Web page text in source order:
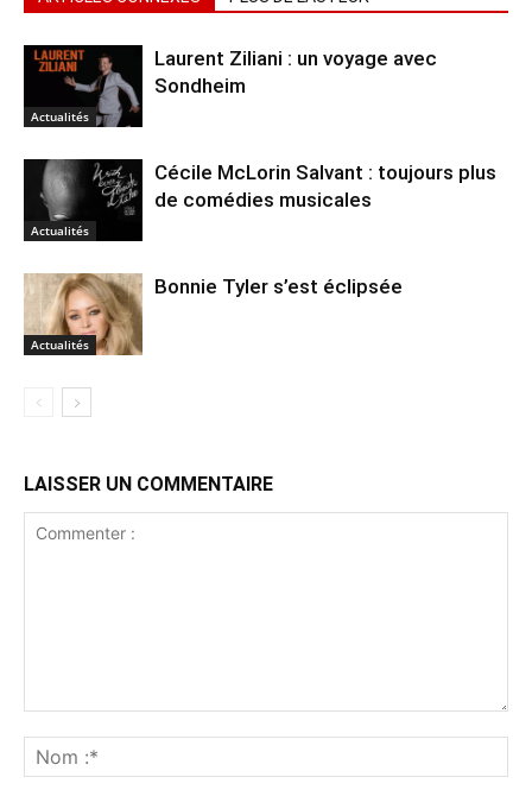
Actualités
Laurent Ziliani : un voyage avec
Sondheim
Actualités
Cécile McLorin Salvant : toujours plus
de comédies musicales
Actualités
Bonnie Tyler s’est éclipsée
LAISSER UN COMMENTAIRE